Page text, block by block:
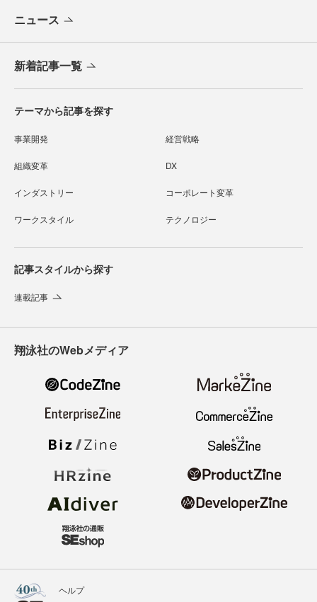
ニュース
新着記事一覧
テーマから記事を探す
事業開発 経営戦略
組織変革 DX
インダストリー コーポレート変革
ワークスタイル テクノロジー
記事スタイルから探す
連載記事
翔泳社のWebメディア
ヘルプ